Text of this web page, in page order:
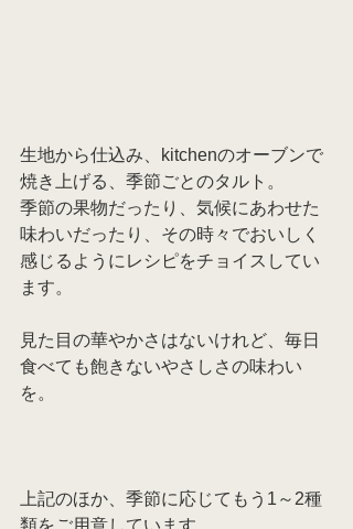
生地から仕込み、kitchenのオーブンで
焼き上げる、季節ごとのタルト。
季節の果物だったり、気候にあわせた
味わいだったり、その時々でおいしく
感じるようにレシピをチョイスしてい
ます。
見た目の華やかさはないけれど、毎日
食べても飽きないやさしさの味わい
を。
上記のほか、季節に応じてもう1～2種
類をご用意しています。